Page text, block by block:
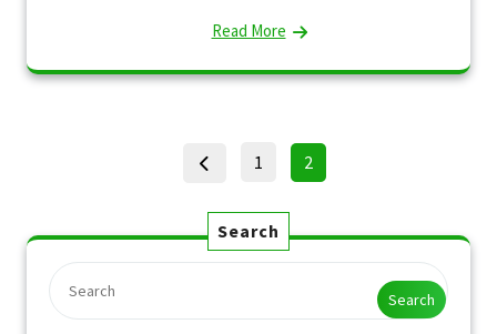
Read More
Posts
pagination
Page
1 Page
2
Search
Search